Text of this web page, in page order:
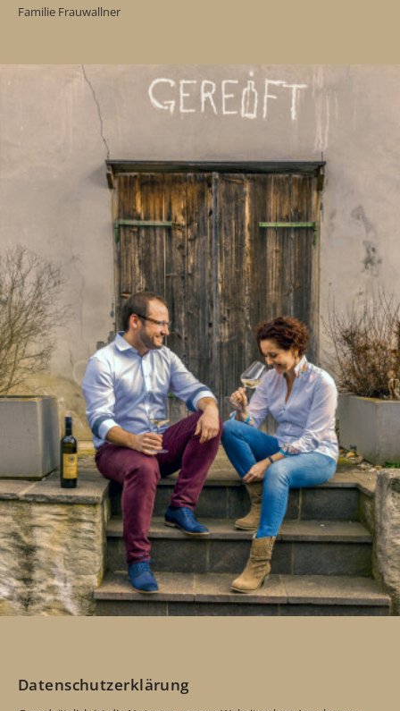
Familie Frauwallner
Datenschutzerklärung